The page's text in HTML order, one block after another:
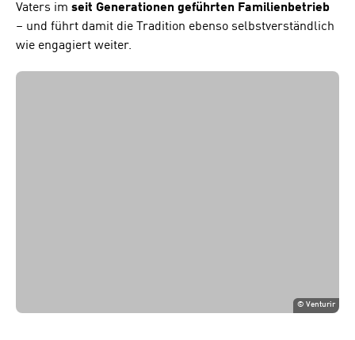
Vaters im seit Generationen geführten Familienbetrieb
– und führt damit die Tradition ebenso selbstverständlich
wie engagiert weiter.
©Venturir